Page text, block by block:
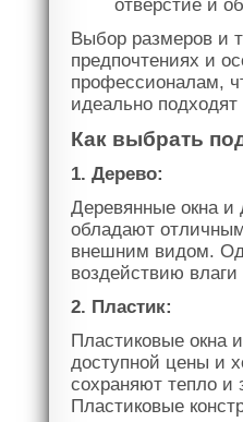
отверстие и
Выбор размеров и
предпочтениях и
профессионалам,
идеально
Как выбрать
1. Дерево:
Деревянные окна
обладают
внешним видом.
воздействию
2. Пластик:
Пластиковые окна
доступной цены и
сохраняют тепло и
Пластиковые